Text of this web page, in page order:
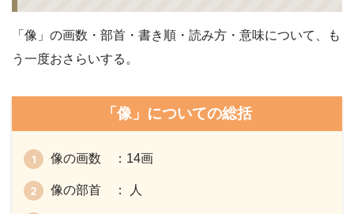
「像」の画数・部首・書き順・読み方・意味について、も
う一度おさらいする。
「像」についての総括
像の画数 ：14画
像の部首 ： 人